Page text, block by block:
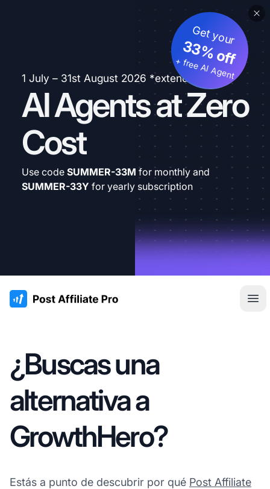
1 July – 31st August 2026 *extended
AI Agents at Zero
Cost
Get your
33% off
+ free AI Agent
Use code SUMMER-33M for monthly and
SUMMER-33Y for yearly subscription
:site.title
¿Buscas una
alternativa a
GrowthHero?
Estás a punto de descubrir por qué Post Affiliate